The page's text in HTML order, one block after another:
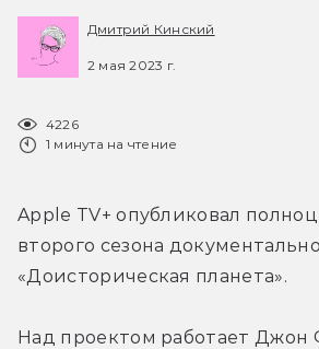
Дмитрий Кинский
2 мая 2023 г.
4226
1 минута на чтение
Apple TV+ опубликовал
второго сезона
«Доисторическая планета».
Над проектом работает Джон